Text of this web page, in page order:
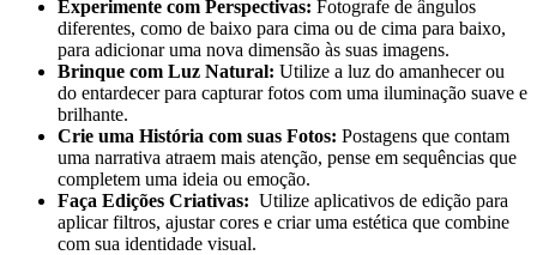
Experimente com Perspectivas: Fotografe de ‌ângulos
diferentes, como⁤ de baixo para cima ou de ‍cima para ‍baixo,
⁤para ‍adicionar‌ uma nova dimensão‌ às suas imagens.
Brinque com Luz ​Natural: Utilize a ‍luz do‌ amanhecer⁣ ou
do entardecer para capturar‌ fotos com ​uma⁢ iluminação ⁢suave e
brilhante.
Crie uma História com suas ⁤Fotos: ⁤Postagens que contam‍
uma ‍narrativa atraem‍ mais‍ atenção, pense ‌em sequências que
completem uma ideia ou emoção.
Faça Edições Criativas: ⁣ Utilize aplicativos de⁣ edição para
⁤aplicar ⁢filtros,⁢ ajustar cores ​e⁢ criar uma estética que combine
⁣com ​sua ​identidade ⁤visual.